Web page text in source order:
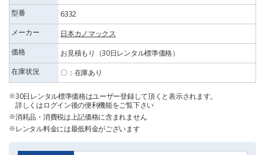
型番
6332
メーカー
日本カノマックス
価格
お見積もり（30日レンタル標準価格）
在庫状況
〇：在庫あり
30日レンタル標準価格はユーザー登録して頂くと表示されます。
詳しくはログイン後の便利機能をご覧下さい
消耗品・消費税は上記価格に含まれません
レンタル料金には最低料金がございます